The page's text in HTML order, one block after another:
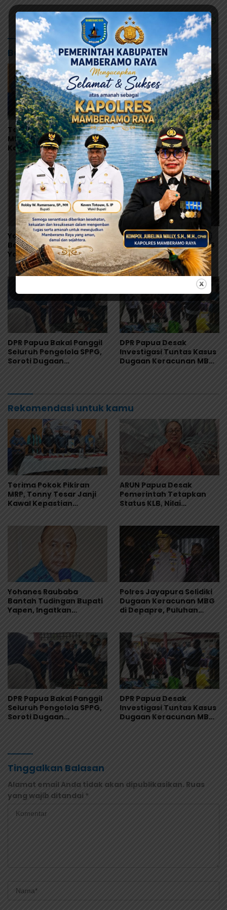
Baca Juga
Terima Pokok Pikiran
MRP, Tonny Tesar Janji
Kawal Kepastian
Anggaran Lembaga
ARUN Papua Desak
Pemerintah Tetapkan
Status KLB, Nilai
Pernyataan Kuasa
Hukum Yayasan KISP Tak
Sentuh Akar Masalah
MBG
Yohanes Raubaba
Bantah Tudingan Bupati
Yapen, Ingatkan
Pemimpin Fokus Urus
Kepentingan Rakyat
Polres Jayapura Selidiki
Dugaan Keracunan MBG
di Depapre, Puluhan
Saksi Diperiksa dan
Sampel Makanan Diuji
DPR Papua Bakal Panggil
Seluruh Pengelola SPPG,
Soroti Dugaan
DPR Papua Desak
Investigasi Tuntas Kasus
Dugaan Keracunan MBG
Rekomendasi untuk kamu
Terima Pokok Pikiran
MRP, Tonny Tesar Janji
Kawal Kepastian
ARUN Papua Desak
Pemerintah Tetapkan
Status KLB, Nilai
Sentuh Akar Masalah
MBG
Yohanes Raubaba
Bantah Tudingan Bupati
Yapen, Ingatkan
Polres Jayapura Selidiki
Dugaan Keracunan MBG
di Depapre, Puluhan
DPR Papua Bakal Panggil
Seluruh Pengelola SPPG,
Soroti Dugaan
DPR Papua Desak
Investigasi Tuntas Kasus
Dugaan Keracunan MBG
Tinggalkan Balasan
Alamat email Anda tidak akan dipublikasikan. Ruas
yang wajib ditandai *